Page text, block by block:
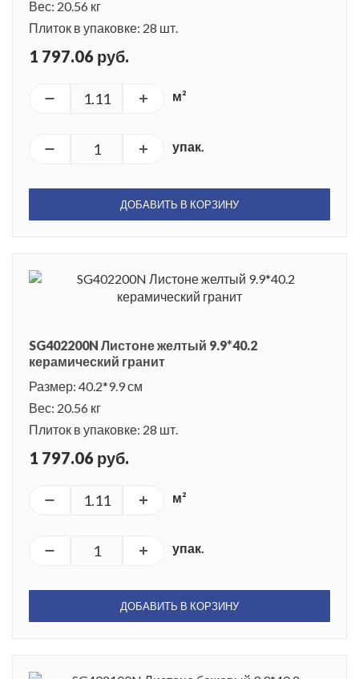
Вес: 20.56 кг
Плиток в упаковке: 28 шт.
1 797.06 руб.
м²
упак.
ДОБАВИТЬ В КОРЗИНУ
SG402200N Листоне желтый 9.9*40.2
керамический гранит
Размер: 40.2*9.9 см
Вес: 20.56 кг
Плиток в упаковке: 28 шт.
1 797.06 руб.
м²
упак.
ДОБАВИТЬ В КОРЗИНУ